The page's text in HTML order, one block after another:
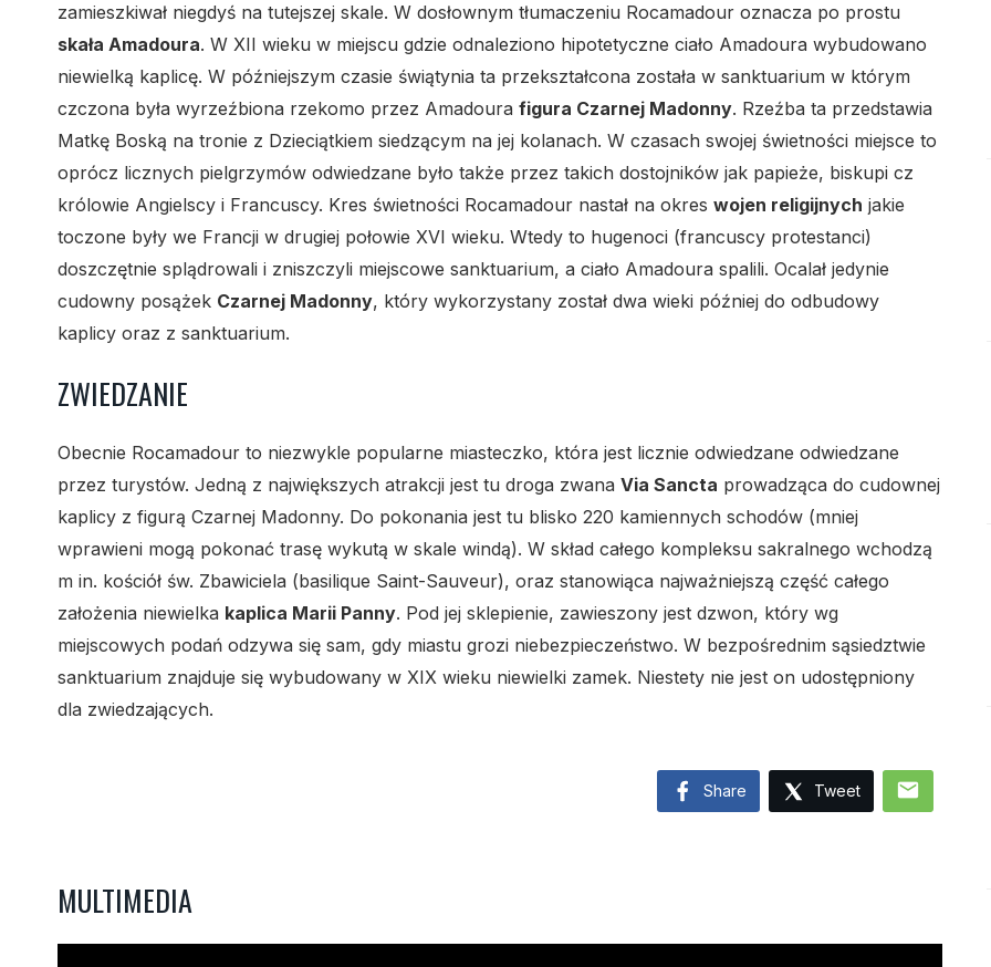
zamieszkiwał niegdyś na tutejszej skale. W dosłownym tłumaczeniu Rocamadour oznacza po prostu
skała Amadoura. W XII wieku w miejscu gdzie odnaleziono hipotetyczne ciało Amadoura wybudowano
niewielką kaplicę. W późniejszym czasie świątynia ta przekształcona została w sanktuarium w którym
czczona była wyrzeźbiona rzekomo przez Amadoura figura Czarnej Madonny. Rzeźba ta przedstawia
Matkę Boską na tronie z Dzieciątkiem siedzącym na jej kolanach. W czasach swojej świetności miejsce to
oprócz licznych pielgrzymów odwiedzane było także przez takich dostojników jak papieże, biskupi cz
królowie Angielscy i Francuscy. Kres świetności Rocamadour nastał na okres wojen religijnych jakie
toczone były we Francji w drugiej połowie XVI wieku. Wtedy to hugenoci (francuscy protestanci)
doszczętnie splądrowali i zniszczyli miejscowe sanktuarium, a ciało Amadoura spalili. Ocalał jedynie
cudowny posążek Czarnej Madonny, który wykorzystany został dwa wieki później do odbudowy
kaplicy oraz z sanktuarium.
ZWIEDZANIE
Obecnie Rocamadour to niezwykle popularne miasteczko, która jest licznie odwiedzane odwiedzane
przez turystów. Jedną z największych atrakcji jest tu droga zwana Via Sancta prowadząca do cudownej
kaplicy z figurą Czarnej Madonny. Do pokonania jest tu blisko 220 kamiennych schodów (mniej
wprawieni mogą pokonać trasę wykutą w skale windą). W skład całego kompleksu sakralnego wchodzą
m in. kościół św. Zbawiciela (basilique Saint-Sauveur), oraz stanowiąca najważniejszą część całego
założenia niewielka kaplica Marii Panny. Pod jej sklepienie, zawieszony jest dzwon, który wg
miejscowych podań odzywa się sam, gdy miastu grozi niebezpieczeństwo. W bezpośrednim sąsiedztwie
sanktuarium znajduje się wybudowany w XIX wieku niewielki zamek. Niestety nie jest on udostępniony
dla zwiedzających.
Share Tweet mail
MULTIMEDIA